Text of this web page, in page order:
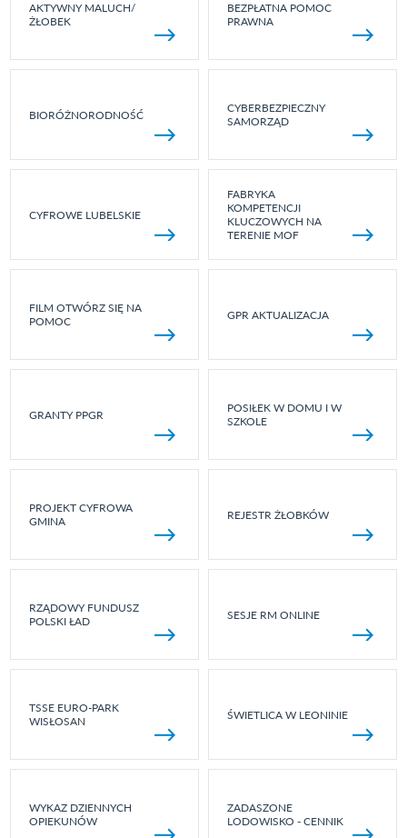
AKTYWNY MALUCH/
ŻŁOBEK
BEZPŁATNA POMOC
PRAWNA
BIORÓŻNORODNOŚĆ
CYBERBEZPIECZNY
SAMORZĄD
CYFROWE LUBELSKIE
FABRYKA
KOMPETENCJI
KLUCZOWYCH NA
TERENIE MOF
FILM OTWÓRZ SIĘ NA
POMOC
GPR AKTUALIZACJA
GRANTY PPGR
POSIŁEK W DOMU I W
SZKOLE
PROJEKT CYFROWA
GMINA
REJESTR ŻŁOBKÓW
RZĄDOWY FUNDUSZ
POLSKI ŁAD
SESJE RM ONLINE
TSSE EURO-PARK
WISŁOSAN
ŚWIETLICA W LEONINIE
WYKAZ DZIENNYCH
OPIEKUNÓW
ZADASZONE
LODOWISKO - CENNIK